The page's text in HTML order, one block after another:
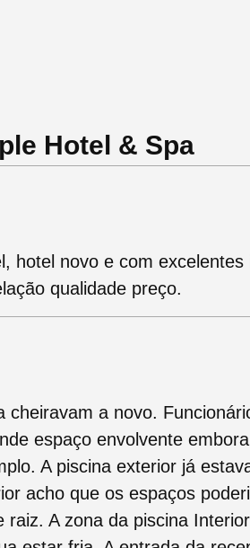
Hotel & Spa
hotel novo e com excelentes
qualidade preço.
cheiravam a novo.
espaço envolvente
A piscina exterior já
acho que os espaços
A zona da piscina